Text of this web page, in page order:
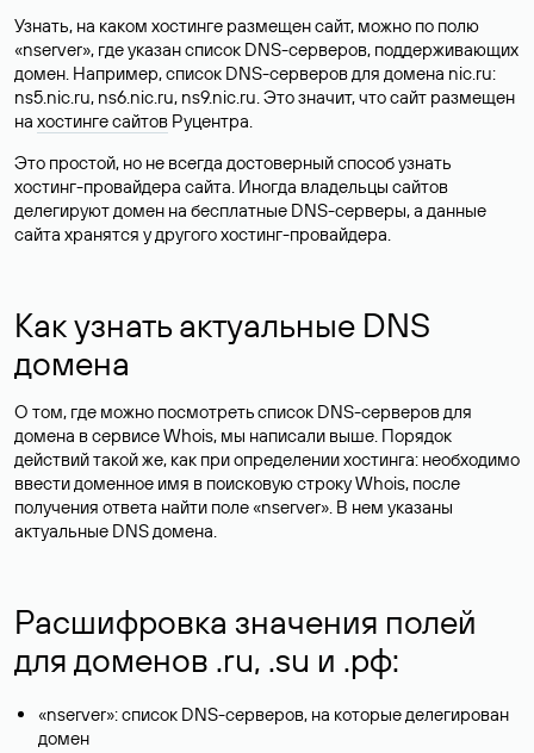
Узнать, на каком хостинге размещен сайт, можно по полю
«nserver», где указан список DNS-серверов, поддерживающих
домен. Например, список DNS-серверов для домена nic.ru:
ns5.nic.ru, ns6.nic.ru, ns9.nic.ru. Это значит, что сайт размещен
на хостинге сайтов Руцентра.
Это простой, но не всегда достоверный способ узнать
хостинг-провайдера сайта. Иногда владельцы сайтов
делегируют домен на бесплатные DNS-серверы, а данные
сайта хранятся у другого хостинг-провайдера.
Как узнать актуальные DNS
домена
О том, где можно посмотреть список DNS-серверов для
домена в сервисе Whois, мы написали выше. Порядок
действий такой же, как при определении хостинга: необходимо
ввести доменное имя в поисковую строку Whois, после
получения ответа найти поле «nserver». В нем указаны
актуальные DNS домена.
Расшифровка значения полей
для доменов .ru, .su и .рф:
«nserver»: список DNS-серверов, на которые делегирован
домен